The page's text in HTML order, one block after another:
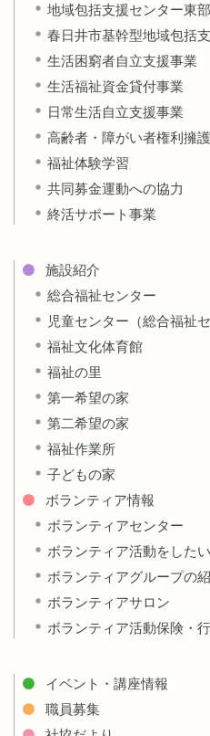
地域包括支援センター東部
春日井市基幹型地域包括
生活困窮者自立支援事業
生活福祉資金貸付事業
日常生活自立支援事業
高齢者・障がい者権利擁
福祉体験学習
共同募金運動への協力
終活サポート事業
施設紹介
総合福祉センター
児童センター（総合福祉
福祉文化体育館
福祉の里
第一希望の家
第二希望の家
福祉作業所
子どもの家
ボランティア情報
ボランティアセンター
ボランティア活動をした
ボランティアグループの
ボランティアサロン
ボランティア活動保険・
イベント・講座情報
職員募集